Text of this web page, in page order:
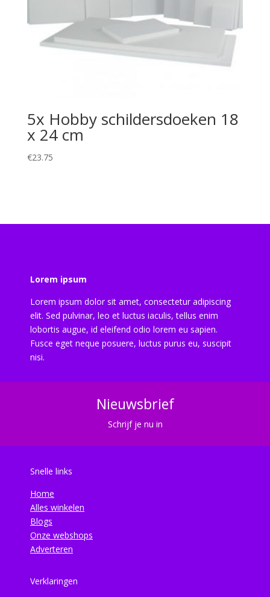
5x Hobby schildersdoeken 18
x 24 cm
€23.75
Lorem ipsum
Lorem ipsum dolor sit amet, consectetur adipiscing
elit. Sed pulvinar, leo et luctus iaculis, tellus enim
lobortis augue, id eleifend odio lorem eu sapien.
Fusce eget neque posuere, luctus purus eu, suscipit
nisi.
Nieuwsbrief
Schrijf je nu in
Snelle links
Home
Alles winkelen
Blogs
Onze webshops
Adverteren
Verklaringen